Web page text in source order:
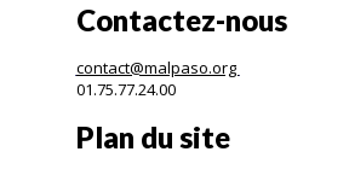
Contactez-nous
contact@malpaso.org
01.75.77.24.00
Plan du site